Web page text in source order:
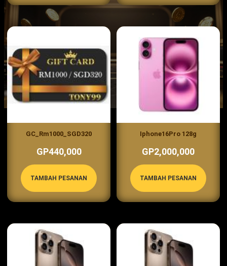
GC_Rm1000_SGD320
GP440,000
TAMBAH PESANAN
Iphone16Pro 128g
GP2,000,000
TAMBAH PESANAN